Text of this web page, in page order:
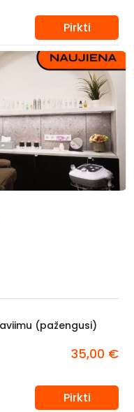
Pirkti
(pažengusi)
35,00 €
Pirkti